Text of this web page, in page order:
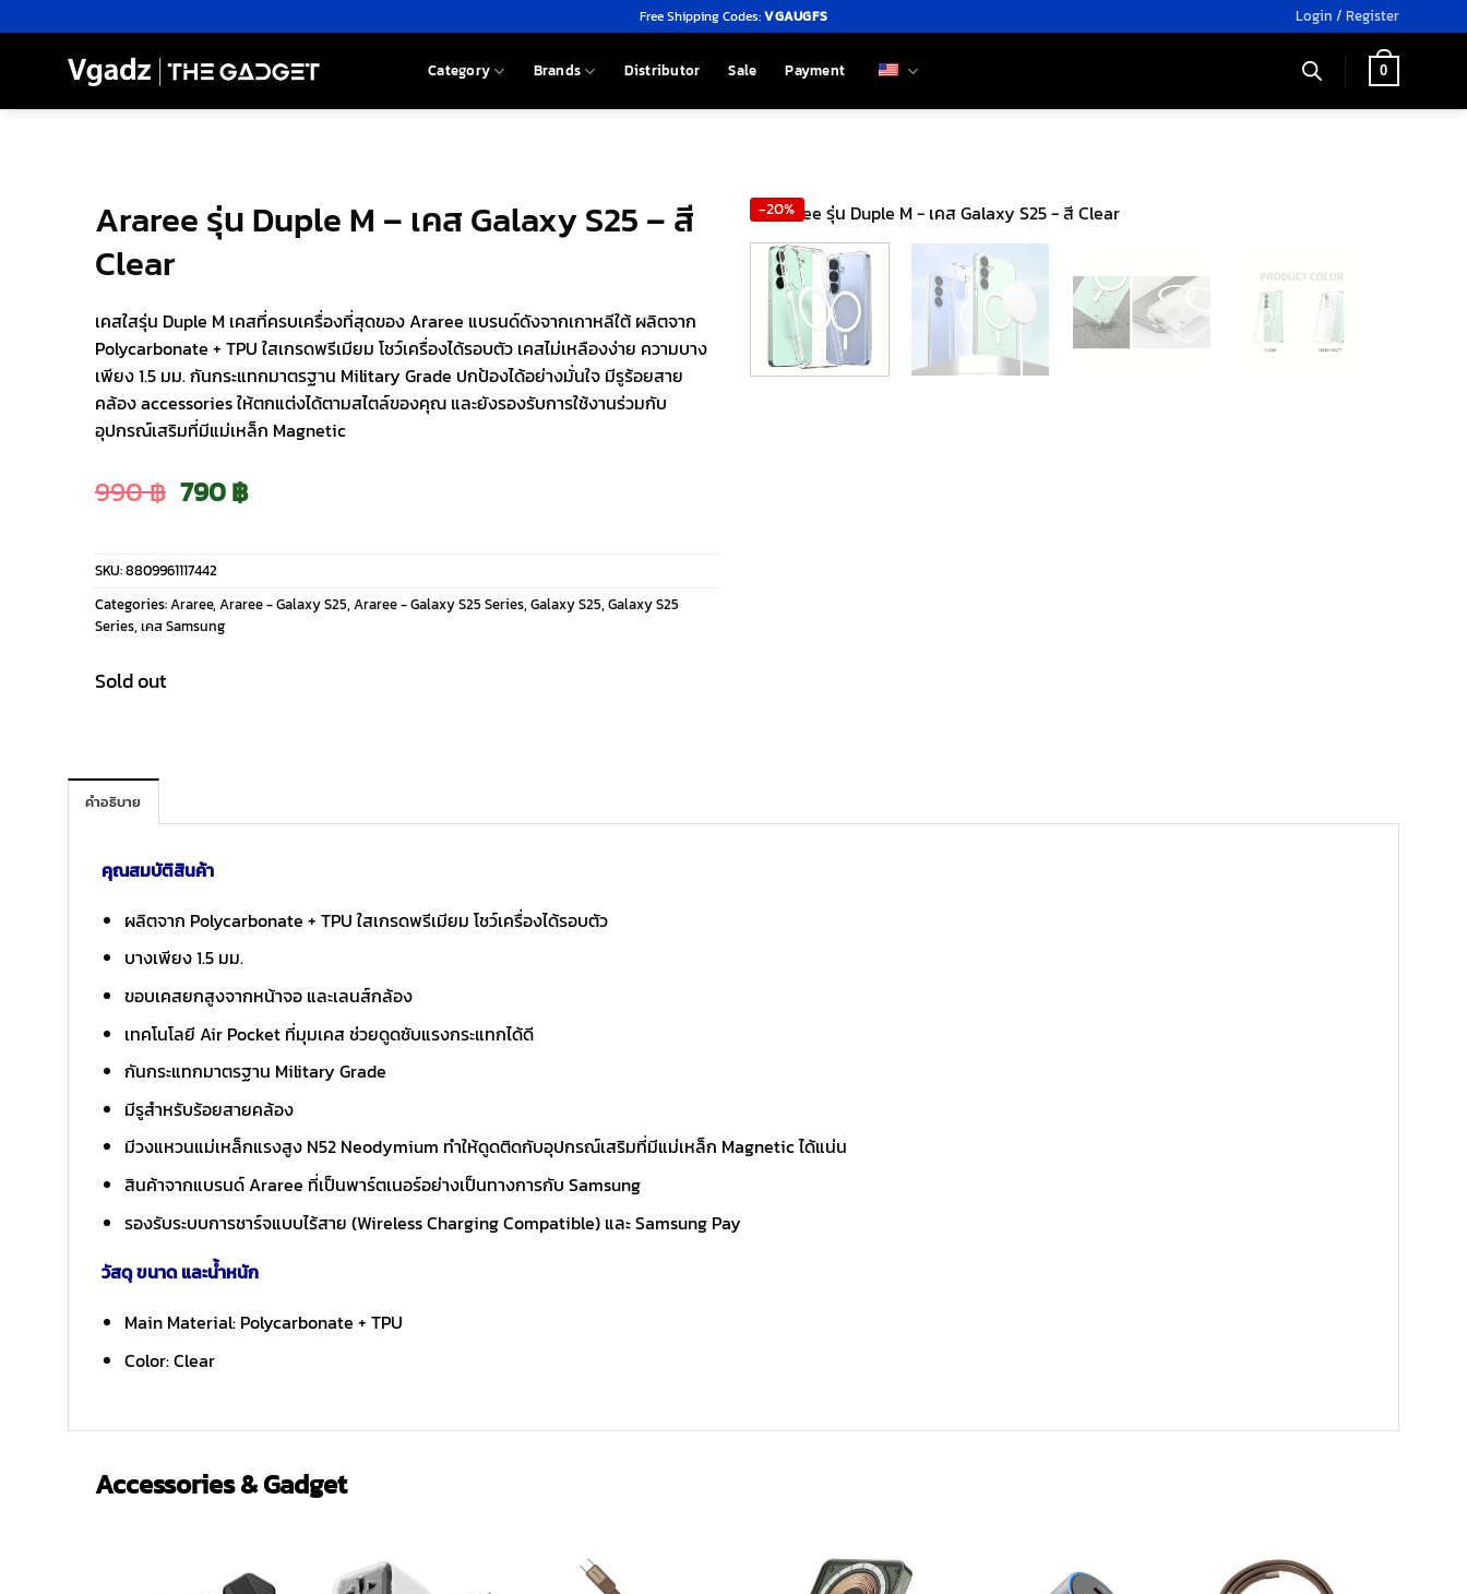
to
Free Shipping Codes:VGAUGFS Login / Register
Category Brands Distributor Sale Payment 0
Araree รุ่น Duple M – เคส Galaxy S25 – สี
Clear
เคสใสรุ่น Duple M เคสที่ครบเครื่องที่สุดของ Araree แบรนด์ดังจากเกาหลีใต้ ผลิตจาก
Polycarbonate + TPU ใสเกรดพรีเมียม โชว์เครื่องได้รอบตัว เคสไม่เหลืองง่าย ความบาง
เพียง 1.5 มม. กันกระแทกมาตรฐาน Military Grade ปกป้องได้อย่างมั่นใจ มีรูร้อยสาย
คล้อง accessories ให้ตกแต่งได้ตามสไตล์ของคุณ และยังรองรับการใช้งานร่วมกับ
อุปกรณ์เสริมที่มีแม่เหล็ก Magnetic
990฿ Original
price
was:
790฿Current
price
is:
SKU:8809961117442
Categories:Araree, Araree - Galaxy S25, Araree - Galaxy S25 Series, Galaxy S25, Galaxy S25
Series, เคส Samsung
Sold out
-20%
คำอธิบาย
คุณสมบัติสินค้า
ผลิตจาก Polycarbonate + TPU ใสเกรดพรีเมียม โชว์เครื่องได้รอบตัว
บางเพียง 1.5 มม.
ขอบเคสยกสูงจากหน้าจอ และเลนส์กล้อง
เทคโนโลยี Air Pocket ที่มุมเคส ช่วยดูดซับแรงกระแทกได้ดี
กันกระแทกมาตรฐาน Military Grade
มีรูสำหรับร้อยสายคล้อง
มีวงแหวนแม่เหล็กแรงสูง N52 Neodymium ทำให้ดูดติดกับอุปกรณ์เสริมที่มีแม่เหล็ก Magnetic ได้แน่น
สินค้าจากแบรนด์ Araree ที่เป็นพาร์ตเนอร์อย่างเป็นทางการกับ Samsung
รองรับระบบการชาร์จแบบไร้สาย (Wireless Charging Compatible) และ Samsung Pay
วัสดุ ขนาด และน้ำหนัก
Main Material: Polycarbonate + TPU
Color: Clear
Accessories & Gadget